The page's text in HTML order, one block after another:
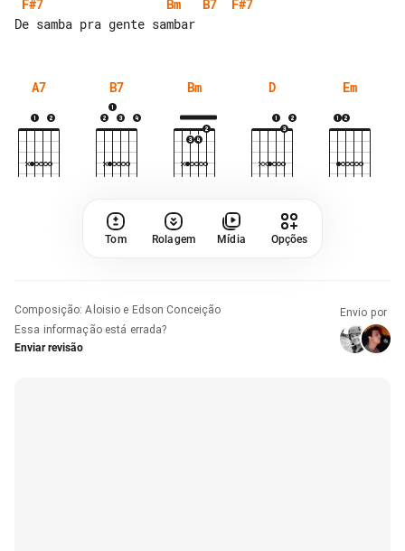
F#7
Bm B7
F#7
A7 B7 Bm D Em
Tom Rolagem Mídia Opções
Composição:Aloisio e Edson Conceição
Essa informação está errada?
Enviar revisão
Envio por